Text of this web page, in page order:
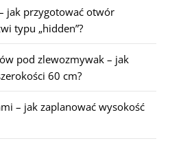
jak przygotować otwór
typu „hidden”?
pod zlewozmywak – jak
60 cm?
– jak zaplanować wysokość